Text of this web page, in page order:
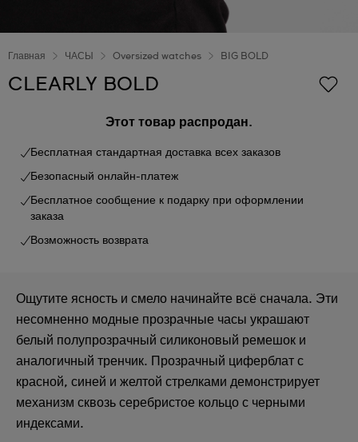
Главная ЧАСЫ Oversized watches BIG BOLD
CLEARLY BOLD
Этот товар распродан.
Бесплатная стандартная доставка всех заказов
Безопасный онлайн-платеж
Бесплатное сообщение к подарку при оформлении
заказа
Возможность возврата
Ощутите ясность и смело начинайте всё сначала. Эти
несомненно модные прозрачные часы украшают
белый полупрозрачный силиконовый ремешок и
аналогичный тренчик. Прозрачный циферблат с
красной, синей и желтой стрелками демонстрирует
механизм сквозь серебристое кольцо с черными
индексами.